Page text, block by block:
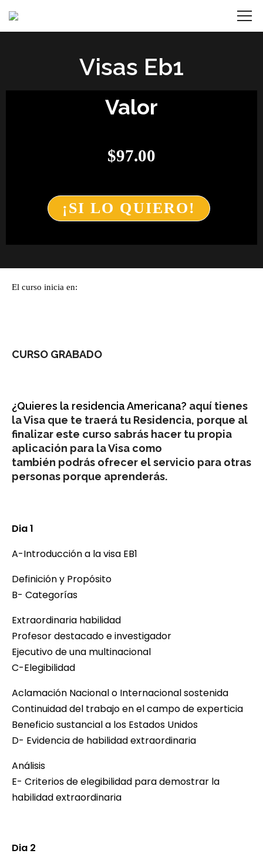
Visas Eb1
Valor
$97.00
¡SI LO QUIERO!
El curso inicia en:
CURSO GRABADO
¿Quieres la residencia Americana? aquí tienes
la Visa que te traerá tu Residencia, porque al
finalizar este curso sabrás hacer tu propia
aplicación para la Visa como
también podrás ofrecer el servicio para otras
personas porque aprenderás.
Dia 1
A-Introducción a la visa EB1
Definición y Propósito
B- Categorías
Extraordinaria habilidad
Profesor destacado e investigador
Ejecutivo de una multinacional
C-Elegibilidad
Aclamación Nacional o Internacional sostenida
Continuidad del trabajo en el campo de experticia
Beneficio sustancial a los Estados Unidos
D- Evidencia de habilidad extraordinaria
Análisis
E- Criterios de elegibilidad para demostrar la
habilidad extraordinaria
Dia 2